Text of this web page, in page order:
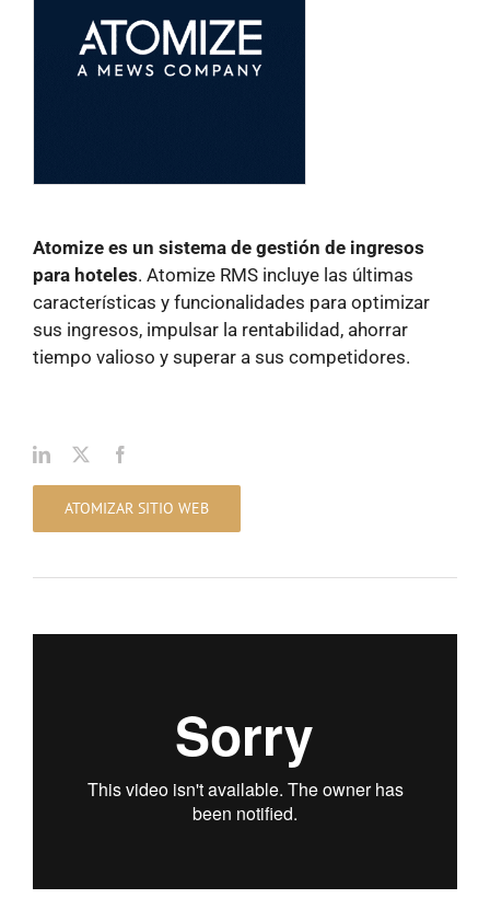
Atomize es un sistema de gestión de ingresos
para hoteles. Atomize RMS incluye las últimas
características y funcionalidades para optimizar
sus ingresos, impulsar la rentabilidad, ahorrar
tiempo valioso y superar a sus competidores.
ATOMIZAR SITIO WEB